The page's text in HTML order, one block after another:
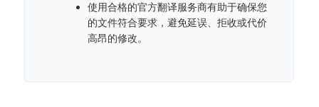
使用合格的官方翻译服务商有助于确保您
的文件符合要求，避免延误、拒收或代价
高昂的修改。